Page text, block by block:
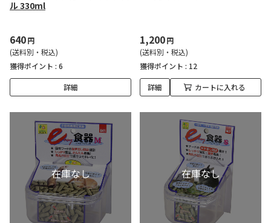
ル 330ml
640円
(送料別・税込)
獲得ポイント : 6
詳細
1,200円
(送料別・税込)
獲得ポイント : 12
詳細 カートに入れる